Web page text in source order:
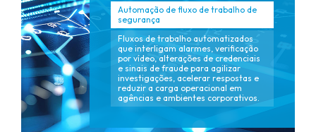
Automação de fluxo de trabalho de
segurança
Fluxos de trabalho automatizados
que interligam alarmes, verificação
por vídeo, alterações de credenciais
e sinais de fraude para agilizar
investigações, acelerar respostas e
reduzir a carga operacional em
agências e ambientes corporativos.